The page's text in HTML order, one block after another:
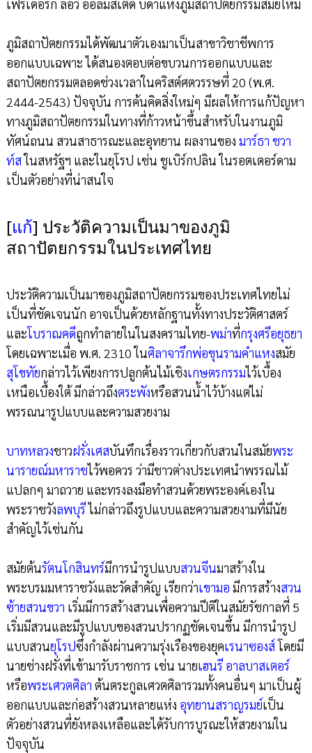
เฟรเดอริก ลอว์ ออล์มสเตด บิดาแห่งภูมิสถาปัตยกรรมสมัยใหม่
ภูมิสถาปัตยกรรมได้พัฒนาตัวเองมาเป็นสาขาวิชาชีพการ
ออกแบบเฉพาะ ได้สนองตอบต่อขบวนการออกแบบและ
สถาปัตยกรรมตลอดช่วงเวลาในคริสต์ศตวรรษที่ 20 (พ.ศ.
2444-2543) ปัจจุบัน การค้นคิดสิ่งใหม่ๆ มีผลให้การแก้ปัญหา
ทางภูมิสถาปัตยกรรมในทางที่ก้าวหน้าขึ้นสำหรับในงานภูมิ
ทัศน์ถนน สวนสาธารณะและอุทยาน ผลงานของ มาร์ธา ชวา
ท์สในสหรัฐฯ และในยุโรป เช่น ชูเบิร์กปลิน ในรอตเตอร์ดาม
เป็นตัวอย่างที่น่าสนใจ
[แก้] ประวัติความเป็นมาของภูมิ
สถาปัตยกรรมในประเทศไทย
ประวัติความเป็นมาของภูมิสถาปัตยกรรมของประเทศไทยไม่
เป็นที่ชัดเจนนัก อาจเป็นด้วยหลักฐานทั้งทางประวัติศาสตร์
และโบราณคดีถูกทำลายในในสงครามไทย-พม่าที่กรุงศรีอยุธยา
โดยเฉพาะเมื่อ พ.ศ. 2310 ในศิลาจารึกพ่อขุนรามคำแหงสมัย
สุโขทัยกล่าวไว้เพียงการปลูกต้นไม้เชิงเกษตรกรรมไว้เบื้อง
เหนือเบื้องใต้ มีกล่าวถึงตระพังหรือสวนน้ำไว้บ้างแต่ไม่
พรรณนารูปแบบและความสวยงาม
บาทหลวงชาวฝรั่งเศสบันทึกเรื่องราวเกี่ยวกับสวนในสมัยพระ
นารายณ์มหาราชไว้พอควร ว่ามีชาวต่างประเทศนำพรรณไม้
แปลกๆ มาถวาย และทรงลงมือทำสวนด้วยพระองค์เองใน
พระราชวังลพบุรีไม่กล่าวถึงรูปแบบและความสวยงามที่มีนัย
สำคัญไว้เช่นกัน
สมัยต้นรัตนโกสินทร์มีการนำรูปแบบสวนจีนมาสร้างใน
พระบรมมหาราชวังและวัดสำคัญ เรียกว่าเขามอ มีการสร้างสวน
ซ้ายสวนขวา เริ่มมีการสร้างสวนเพื่อความปีติในสมัยรัชกาลที่ 5
เริ่มมีสวนและมีรูปแบบของสวนปรากฏชัดเจนขึ้น มีการนำรูป
แบบสวนยุโรปซึ่งกำลังผ่านความรุ่งเรืองของยุคเรนาซองส์โดยมี
นายช่างฝรั่งที่เข้ามารับราชการ เช่น นายเฮนรี อาลบาสเตอร์
หรือพระเศวตศิลา ต้นตระกูลเศวตศิลารวมทั้งคนอื่นๆ มาเป็นผู้
ออกแบบและก่อสร้างสวนหลายแห่ง อุทยานสราญรมย์เป็น
ตัวอย่างสวนที่ยังหลงเหลือและได้รับการบูรณะให้สวยงามใน
ปัจจุบัน